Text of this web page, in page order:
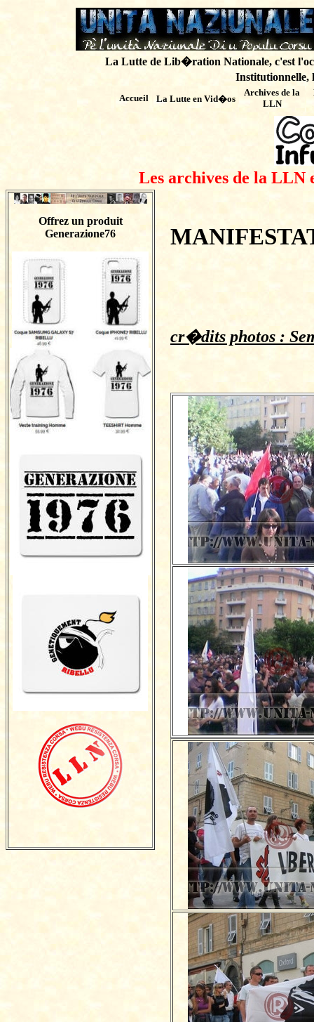
La Lutte de Lib�ration Nationale, c'est
Institutionnelle,
Accueil La Lutte en Vid�os
Archives de la
LLN
Les archives de la LLN
Offrez un produit
Generazione76
cr�dits photos :